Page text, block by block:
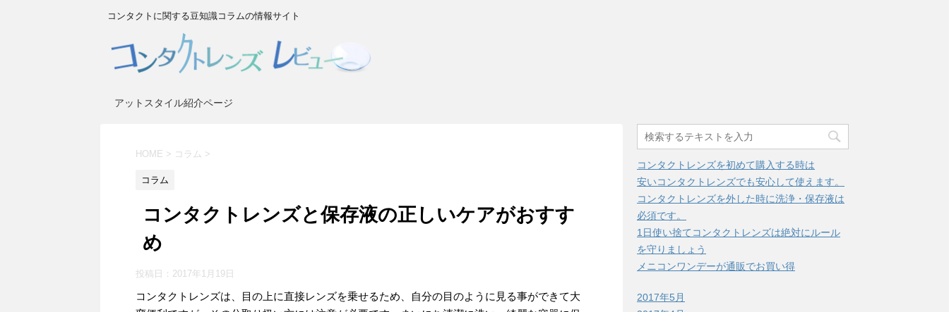
コンタクトに関する豆知識コラムの情報サイト
アットスタイル紹介ページ
HOME > コラム >
コラム
コンタクトレンズと保存液の正しいケアがおすす
め
投稿日： 2017年1月19日
コンタクトレンズは、目の上に直接レンズを乗せるため、自分の目のように見る事ができて大
コンタクトレンズを初めて購入する時は
安いコンタクトレンズでも安心して使えます。
コンタクトレンズを外した時に洗浄・保存液は
必須です。
1日使い捨てコンタクトレンズは絶対にルール
を守りましょう
メニコンワンデーが通販でお買い得
2017年5月